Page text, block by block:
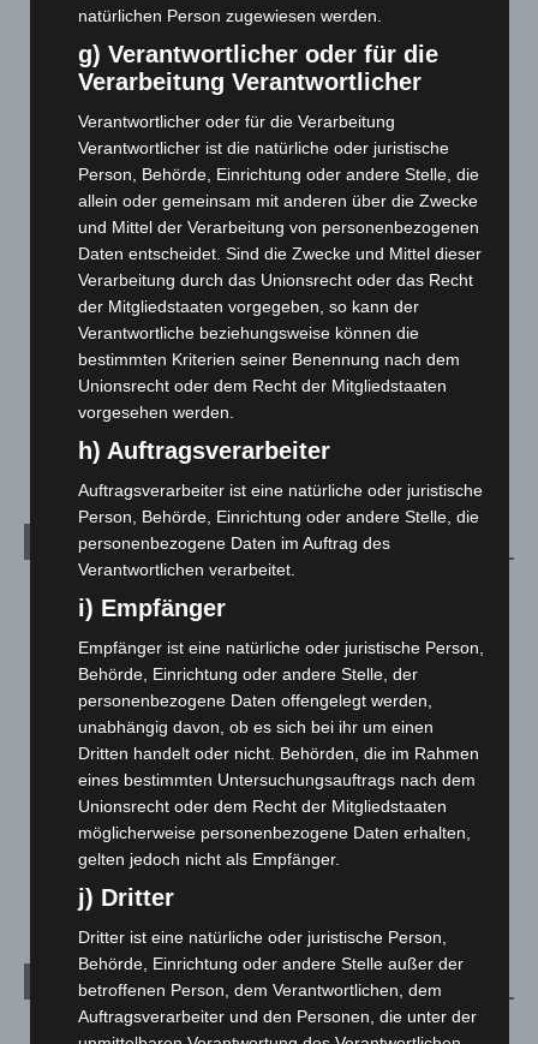
Region Hannover: 21 neue Notfallsanitäter starten beim
Roten Kreuz
5. August 2026
Mann läuft mit Hockeyschläger über A7 – Polizei sucht
Zeugen
5. August 2026
Celle: Mensch stirbt bei Bagger-Unfall auf Baustelle
5. August 2026
Gasleitung bei McDonald’s-Umbau in Langenhagen
beschädigt
5. August 2026
Anklage nach Abschaltung von „Archetyp Market“ erhoben
3. August 2026
Kategorien
Blaulicht
Hannover und Region
Langenhagen und Ortsteile
Leserbriefe
Menschen
Über uns
Veranstaltungen
1.887
Archiv
August 2026(12)
natürlichen Person zugewiesen werden.
g) Verantwortlicher oder für die
Verarbeitung Verantwortlicher
Verantwortlicher oder für die Verarbeitung
Verantwortlicher ist die natürliche oder juristische
Person, Behörde, Einrichtung oder andere Stelle, die
allein oder gemeinsam mit anderen über die Zwecke
und Mittel der Verarbeitung von personenbezogenen
Daten entscheidet. Sind die Zwecke und Mittel dieser
Verarbeitung durch das Unionsrecht oder das Recht
der Mitgliedstaaten vorgegeben, so kann der
Verantwortliche beziehungsweise können die
bestimmten Kriterien seiner Benennung nach dem
Unionsrecht oder dem Recht der Mitgliedstaaten
vorgesehen werden.
h) Auftragsverarbeiter
Auftragsverarbeiter ist eine natürliche oder juristische
Person, Behörde, Einrichtung oder andere Stelle, die
personenbezogene Daten im Auftrag des
Verantwortlichen verarbeitet.
i) Empfänger
Empfänger ist eine natürliche oder juristische Person,
Behörde, Einrichtung oder andere Stelle, der
personenbezogene Daten offengelegt werden,
unabhängig davon, ob es sich bei ihr um einen
Dritten handelt oder nicht. Behörden, die im Rahmen
eines bestimmten Untersuchungsauftrags nach dem
Unionsrecht oder dem Recht der Mitgliedstaaten
möglicherweise personenbezogene Daten erhalten,
gelten jedoch nicht als Empfänger.
j) Dritter
Dritter ist eine natürliche oder juristische Person,
Behörde, Einrichtung oder andere Stelle außer der
betroffenen Person, dem Verantwortlichen, dem
Auftragsverarbeiter und den Personen, die unter der